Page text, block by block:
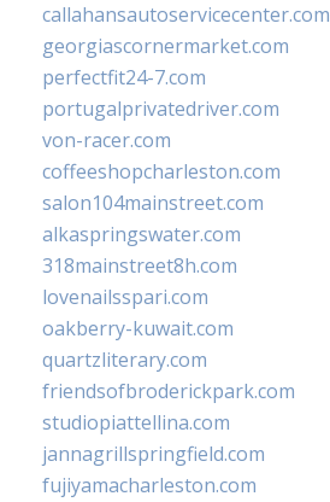
callahansautoservicecenter.com
georgiascornermarket.com
perfectfit24-7.com
portugalprivatedriver.com
von-racer.com
coffeeshopcharleston.com
salon104mainstreet.com
alkaspringswater.com
318mainstreet8h.com
lovenailsspari.com
oakberry-kuwait.com
quartzliterary.com
friendsofbroderickpark.com
studiopiattellina.com
jannagrillspringfield.com
fujiyamacharleston.com